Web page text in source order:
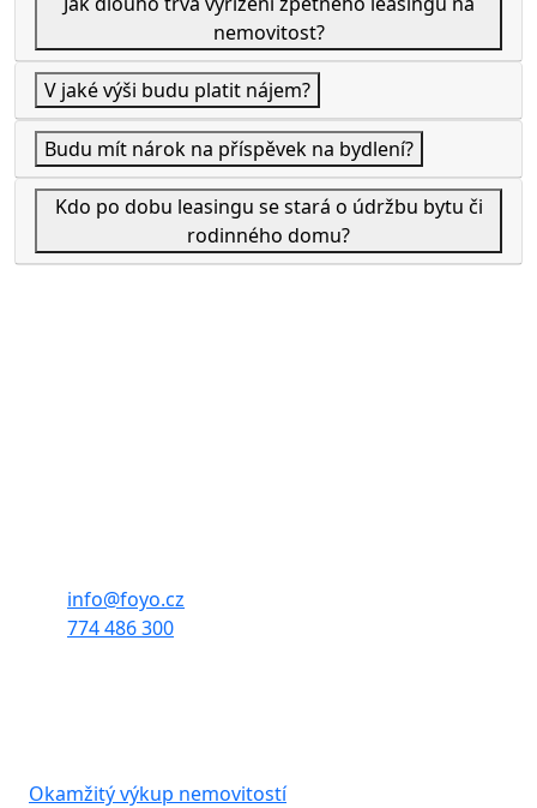
nemovitost?
V jaké výši budu platit nájem?
Budu mít nárok na příspěvek na bydlení?
Kdo po dobu leasingu se stará o údržbu bytu či
rodinného domu?
info@foyo.cz
774 486 300
Okamžitý výkup nemovitostí